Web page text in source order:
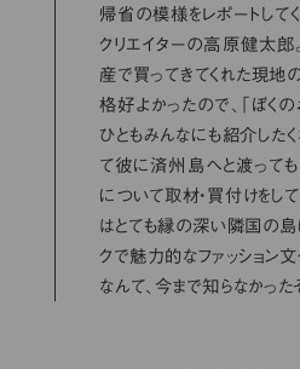
帰省の模様をレポートして
クリエイターの高原健太
産で買ってきてくれた現
格好よかったので、「ぼくの
ひともみんなにも紹介した
て彼に済州島へと渡っても
について取材・買付けをして
はとても縁の深い隣国の島
クで魅力的なファッション
なんて、今まで知らなかった